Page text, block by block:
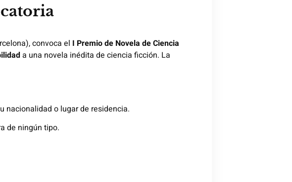
convoca el I Premio de Novela de Ciencia
a una novela inédita de ciencia ficción. La
nacionalidad o lugar de residencia.
de ningún tipo.